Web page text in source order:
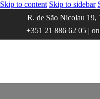
Skip to content Skip to sidebar
R. de São Nicolau 19,
+351 21 886 62 05 |